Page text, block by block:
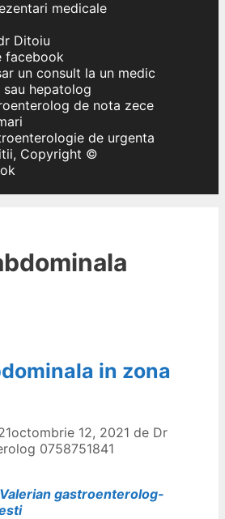
medicale
Ditoiu
facebook
un consult la un medic
hepatolog
de nota zece
de urgenta
Copyright ©
in zona
octombrie 12, 2021 de Dr
0758751841
gastroenterolog-